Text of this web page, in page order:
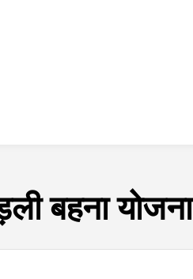
बहना योजना